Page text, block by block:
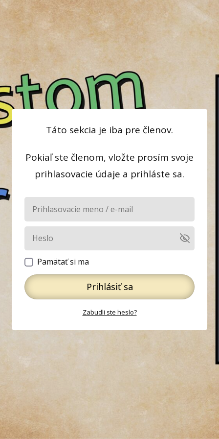
Táto sekcia je iba pre členov.
Pokiaľ ste členom, vložte prosím svoje
prihlasovacie údaje a prihláste sa.
Pamätať si ma
Prihlásiť sa
Zabudli ste heslo?